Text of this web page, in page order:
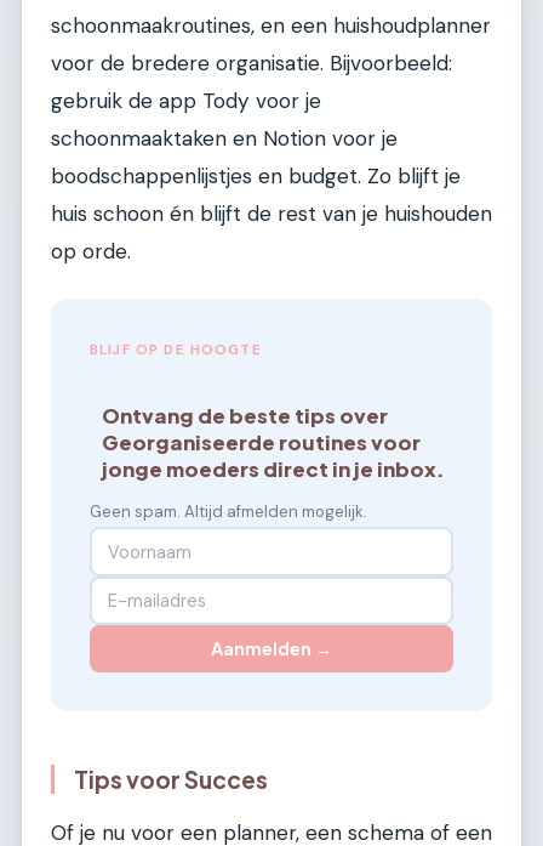
schoonmaakroutines, en een huishoudplanner
voor de bredere organisatie. Bijvoorbeeld:
gebruik de app Tody voor je
schoonmaaktaken en Notion voor je
boodschappenlijstjes en budget. Zo blijft je
huis schoon én blijft de rest van je huishouden
op orde.
BLIJF OP DE HOOGTE
Ontvang de beste tips over
Georganiseerde routines voor
jonge moeders direct in je inbox.
Geen spam. Altijd afmelden mogelijk.
Aanmelden →
Tips voor Succes
Of je nu voor een planner, een schema of een